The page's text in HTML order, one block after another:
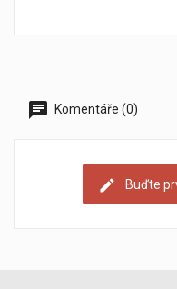
Komentáře (0)
Buďte